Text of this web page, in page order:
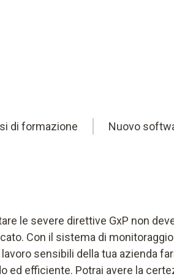
di formazione Nuovo
le severe direttive GxP non
Con il sistema di
lavoro sensibili della tua azienda
ed efficiente. Potrai avere la